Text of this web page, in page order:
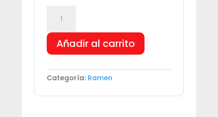
SEAFOOD
MARISCO
130GR
cantidad
Añadir al carrito
Categoría: Ramen